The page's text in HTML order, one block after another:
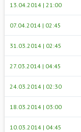
13.04.2014 | 21:00
07.04.2014 | 02:45
31.03.2014 | 02:45
27.03.2014 | 04:45
24.03.2014 | 02:30
18.03.2014 | 03:00
10.03.2014 | 04:45